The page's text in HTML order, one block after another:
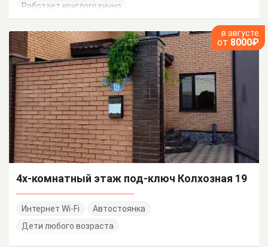
Работает круглогодично
в августе
от 8000₽
4х-комнатный этаж под-ключ Колхозная 19
Интернет Wi-Fi
Автостоянка
Дети любого возраста